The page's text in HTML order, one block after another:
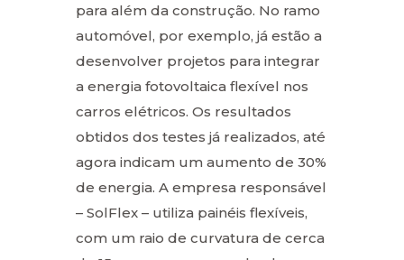
para além da construção. No ramo
automóvel, por exemplo, já estão a
desenvolver projetos para integrar
a energia fotovoltaica flexível nos
carros elétricos. Os resultados
obtidos dos testes já realizados, até
agora indicam um aumento de 30%
de energia. A empresa responsável
– SolFlex – utiliza painéis flexíveis,
com um raio de curvatura de cerca